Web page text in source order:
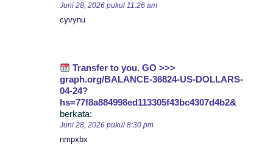
Juni 28, 2026 pukul 11:26 am
cyvynu
Transfer to you. GO >>>
graph.org/BALANCE-36824-US-DOLLARS-
04-24?
hs=77f8a884998ed113305f43bc4307d4b2&
berkata:
Juni 28, 2026 pukul 8:30 pm
nmpxbx